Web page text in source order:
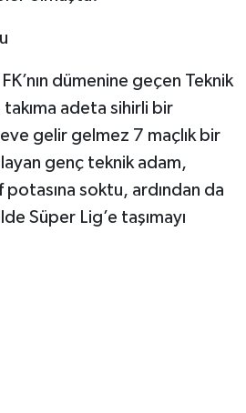
dümenine geçen Teknik
adeta sihirli bir
gelir gelmez 7 maçlık bir
genç teknik adam,
potasına soktu, ardından da
Süper Lig’e taşımayı